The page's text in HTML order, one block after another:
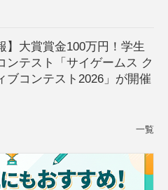
】大賞賞金100万円！学生
ンテスト「サイゲームス ク
ブコンテスト2026」が開催
一覧